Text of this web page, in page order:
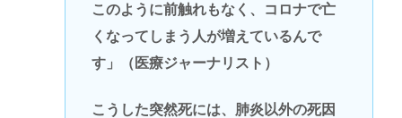
このように前触れもなく、コロナで亡
くなってしまう人が増えているんで
す」（医療ジャーナリスト）
こうした突然死には、肺炎以外の死因